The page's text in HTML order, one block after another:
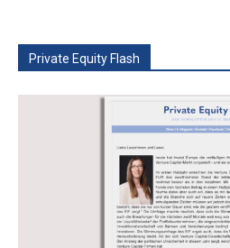
Private Equity Flash